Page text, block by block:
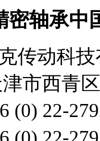
密轴承中
传动科
市西青
(0) 22-